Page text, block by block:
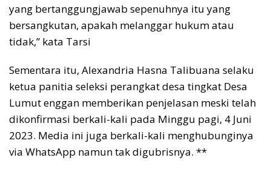
yang bertanggungjawab sepenuhnya itu yang
bersangkutan, apakah melanggar hukum atau
tidak,” kata Tarsi
Sementara itu, Alexandria Hasna Talibuana selaku
ketua panitia seleksi perangkat desa tingkat Desa
Lumut enggan memberikan penjelasan meski telah
dikonfirmasi berkali-kali pada Minggu pagi, 4 Juni
2023. Media ini juga berkali-kali menghubunginya
via WhatsApp namun tak digubrisnya. **